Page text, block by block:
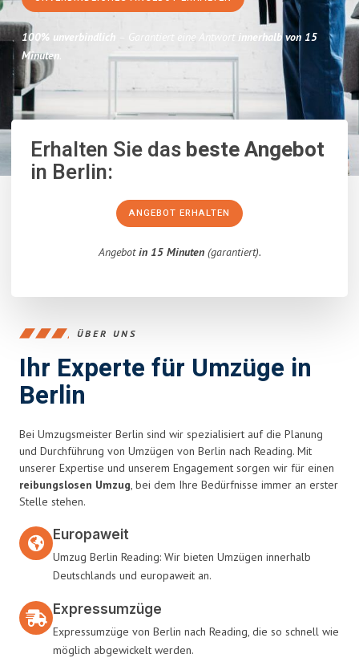
100% unverbindlich – Garantiert eine Antwort innerhalb von 15
Minuten.
Erhalten Sie dasbeste Angebot
in Berlin:
ANGEBOT ERHALTEN
Angebotin 15 Minuten(garantiert).
ÜBER UNS
Ihr Experte für Umzüge in
Berlin
Bei Umzugsmeister Berlin sind wir spezialisiert auf die Planung
und Durchführung von Umzügen von Berlin nach Reading. Mit
unserer Expertise und unserem Engagement sorgen wir für einen
reibungslosen Umzug, bei dem Ihre Bedürfnisse immer an erster
Stelle stehen.
Europaweit
Umzug Berlin Reading: Wir bieten Umzügen innerhalb
Deutschlands und europaweit an.
Expressumzüge
Expressumzüge von Berlin nach Reading, die so schnell wie
möglich abgewickelt werden.